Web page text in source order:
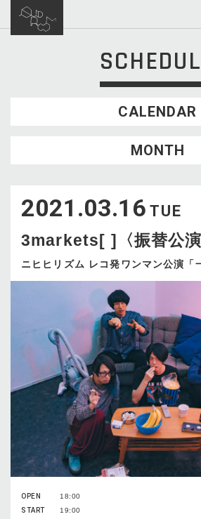
CALENDAR
WED
2
3 4 5
16
17 18 19
23
24 25 26
30
31
MONTH
2021.03.16 TUE
3markets[ ]〈振替公演
ニヒヒリズム レコ発ワンマン公演「
OPEN
18:00
START
19:00